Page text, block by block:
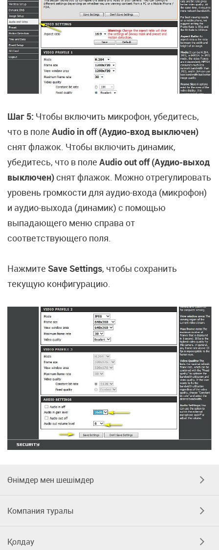
Шаг 5: Чтобы включить микрофон, убедитесь,
что в поле Audio in off (Аудио-вход выключен)
снят флажок. Чтобы включить динамик,
убедитесь, что в поле Audio out off (Аудио-выход
выключен) снят флажок. Можно отрегулировать
уровень громкости для аудио-входа (микрофон)
и аудио-выхода (динамик) с помощью
выпадающего меню справа от
соответствующего поля.
Нажмите Save Settings, чтобы сохранить
текущую конфигурацию.
Өнімдер мен шешімдер
Компания туралы
Қолдау